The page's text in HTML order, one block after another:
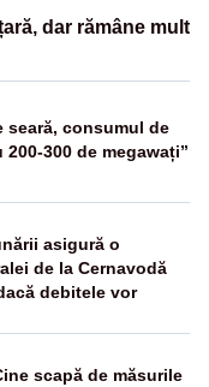
dar rămâne mult
seară, consumul de
300 de megawați”
asigură o
de la Cernavodă
debitele vor
scapă de măsurile